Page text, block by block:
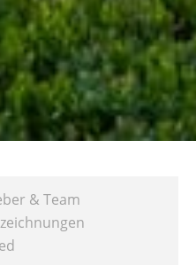
& Team